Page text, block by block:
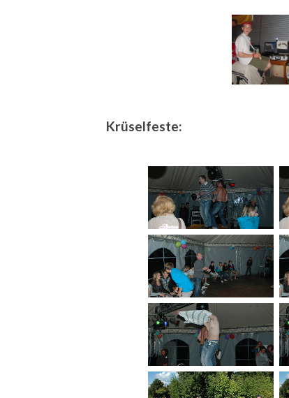
Krüselfeste: